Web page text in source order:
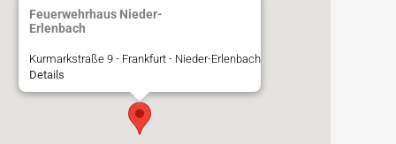
Feuerwehrhaus Nieder-
Erlenbach
Kurmarkstraße 9 - Frankfurt - Nieder-Erlenbach
Details